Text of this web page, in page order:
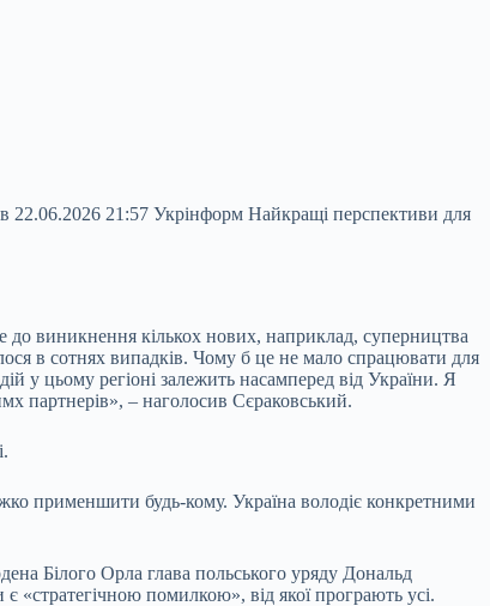
22.06.2026 21:57 Укрінформ Найкращі перспективи для
до виникнення кількох нових, наприклад, суперництва
в сотнях випадків. Чому б це не мало спрацювати для
у цьому регіоні залежить насамперед від України. Я
партнерів», – наголосив Сєраковський.
применшити будь-кому. Україна володіє конкретними
Білого Орла глава польського уряду Дональд
«стратегічною помилкою», від якої програють усі.